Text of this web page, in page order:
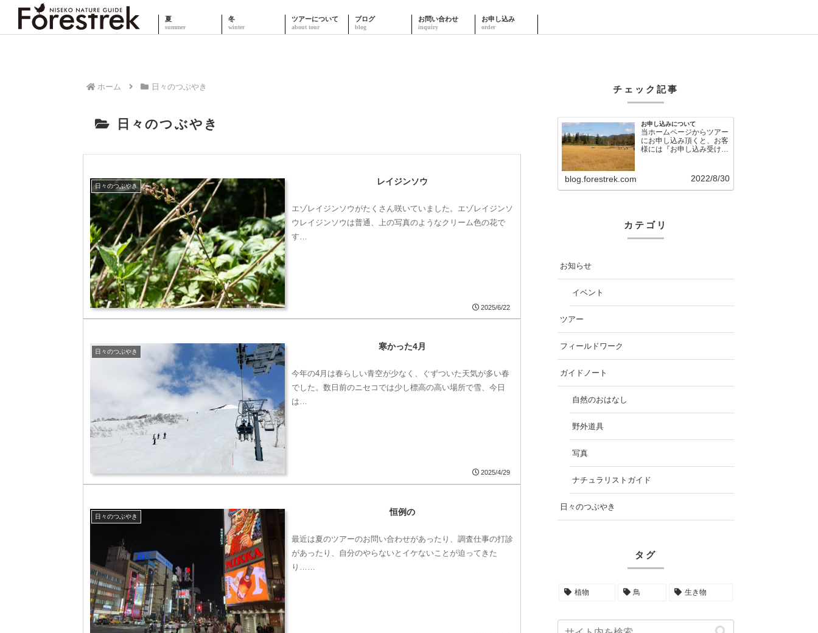
夏 冬 ツアーについて ブログ お問い合わせ お申し込み
ホーム 日々のつぶやき
日々のつぶやき
日々のつぶやき レイジンソウ
エゾレイジンソウがたくさん咲いていました。エゾレイジンソ
ウレイジンソウは普通、上の写真のようなクリーム色の花で
す…
2025/6/22
日々のつぶやき 寒かった4月
今年の4月は春らしい青空が少なく、ぐずついた天気が多い春
でした。数日前のニセコでは少し標高の高い場所で雪、今日
は…
2025/4/29
日々のつぶやき 恒例の
最近は夏のツアーのお問い合わせがあったり、調査仕事の打診
があったり、自分のやらないとイケないことが迫ってきた
り……
チェック記事
お申し込みについて
当ホームページからツアー
にお申し込み頂くと、お客
様には『お申し込み受け付
blog.forestrek.com 2022/8/30
カテゴリ
お知らせ
イベント
ツアー
フィールドワーク
ガイドノート
自然のおはなし
野外道具
写真
ナチュラリストガイド
日々のつぶやき
タグ
植物 鳥 生き物